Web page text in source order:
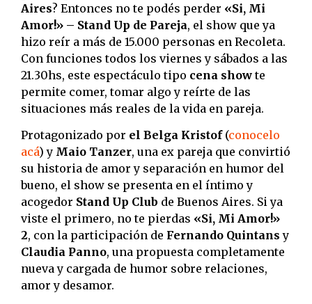
Aires? Entonces no te podés perder «Si, Mi
Amor!» – Stand Up de Pareja, el show que ya
hizo reír a más de 15.000 personas en Recoleta.
Con funciones todos los viernes y sábados a las
21.30hs, este espectáculo tipo cena showte
permite comer, tomar algo y reírte de las
situaciones más reales de la vida en pareja.
Protagonizado por el Belga Kristof(conocelo
acá) y Maio Tanzer, una ex pareja que convirtió
su historia de amor y separación en humor del
bueno, el show se presenta en el íntimo y
acogedor Stand Up Club de Buenos Aires. Si ya
viste el primero, no te pierdas «Si, Mi Amor!»
2, con la participación de Fernando Quintans y
Claudia Panno, una propuesta completamente
nueva y cargada de humor sobre relaciones,
amor y desamor.